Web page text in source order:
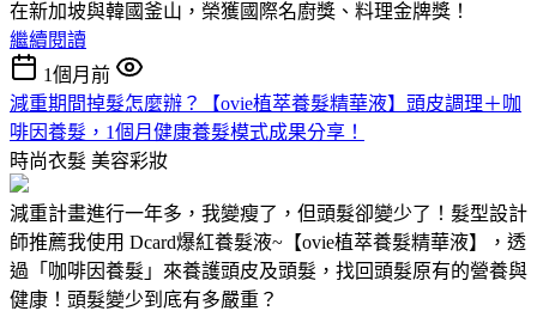
在新加坡與韓國釜山，榮獲國際名廚獎、料理金牌獎！
繼續閱讀
1個月前
減重期間掉髮怎麼辦？【ovie植萃養髮精華液】頭皮調理＋咖
啡因養髮，1個月健康養髮模式成果分享！
時尚衣髮 美容彩妝
減重計畫進行一年多，我變瘦了，但頭髮卻變少了！髮型設計
師推薦我使用 Dcard爆紅養髮液~【ovie植萃養髮精華液】，透
過「咖啡因養髮」來養護頭皮及頭髮，找回頭髮原有的營養與
健康！頭髮變少到底有多嚴重？